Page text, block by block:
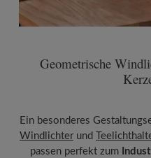
Geometrische
Ein besonderes
Windlichterund
passen perfekt zum